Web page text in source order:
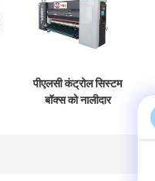
पीएलसी कंट्रोल सिस्टम
बॉक्स को नालीदार